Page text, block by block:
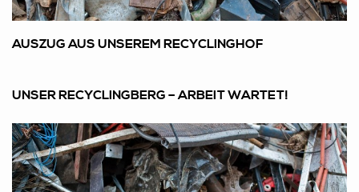
AUSZUG AUS UNSEREM RECYCLINGHOF
UNSER RECYCLINGBERG – ARBEIT WARTET!